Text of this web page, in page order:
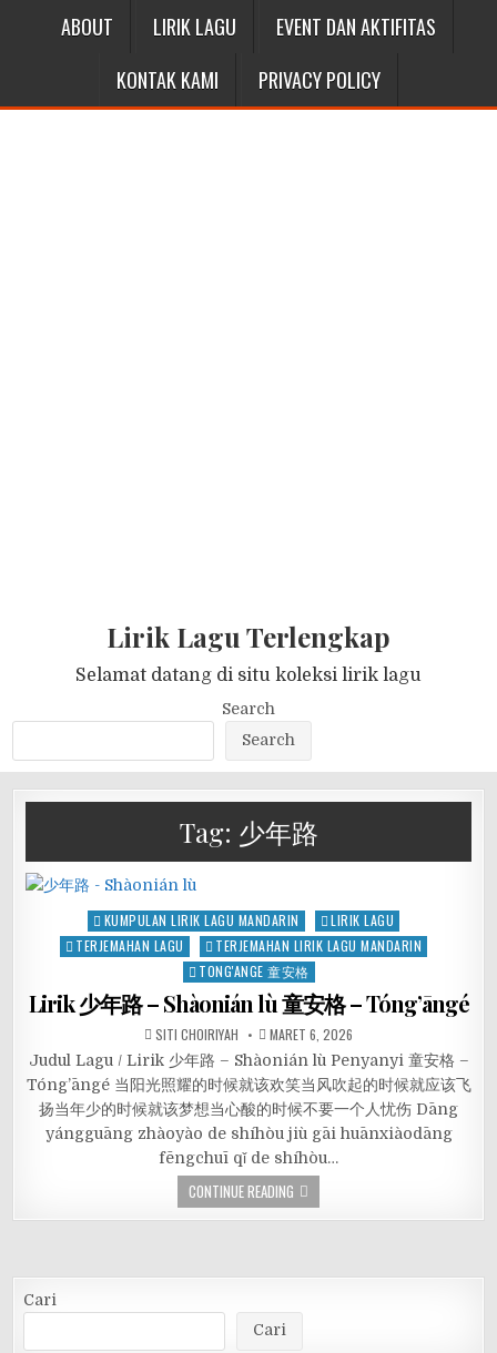
ABOUT LIRIK LAGU
EVENT DAN AKTIFITAS
KONTAK KAMI
PRIVACY POLICY
Lirik Lagu Terlengkap
Selamat datang di situ koleksi lirik lagu
Search
Search
Tag: 少年路
Posted
in
KUMPULAN LIRIK LAGU MANDARIN
LIRIK LAGU
TERJEMAHAN LAGU
TERJEMAHAN LIRIK LAGU MANDARIN
TONG'ANGE 童安格
Lirik 少年路 – Shàonián lù 童安格 – Tóng’āngé
SITI CHOIRIYAH MARET 6, 2026
Judul Lagu / Lirik 少年路 – Shàonián lù Penyanyi 童安格 –
Tóng’āngé 当阳光照耀的时候就该欢笑当风吹起的时候就应该飞
扬当年少的时候就该梦想当心酸的时候不要一个人忧伤 Dāng
yángguāng zhàoyào de shíhòu jiù gāi huānxiàodāng
fēngchuī qǐ de shíhòu…
CONTINUE READING
Cari
Cari